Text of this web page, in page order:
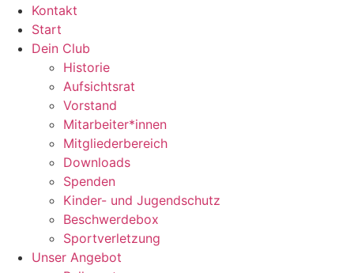
Kontakt
Start
Dein Club
Historie
Aufsichtsrat
Vorstand
Mitarbeiter*innen
Mitgliederbereich
Downloads
Spenden
Kinder- und Jugendschutz
Beschwerdebox
Sportverletzung
Unser Angebot